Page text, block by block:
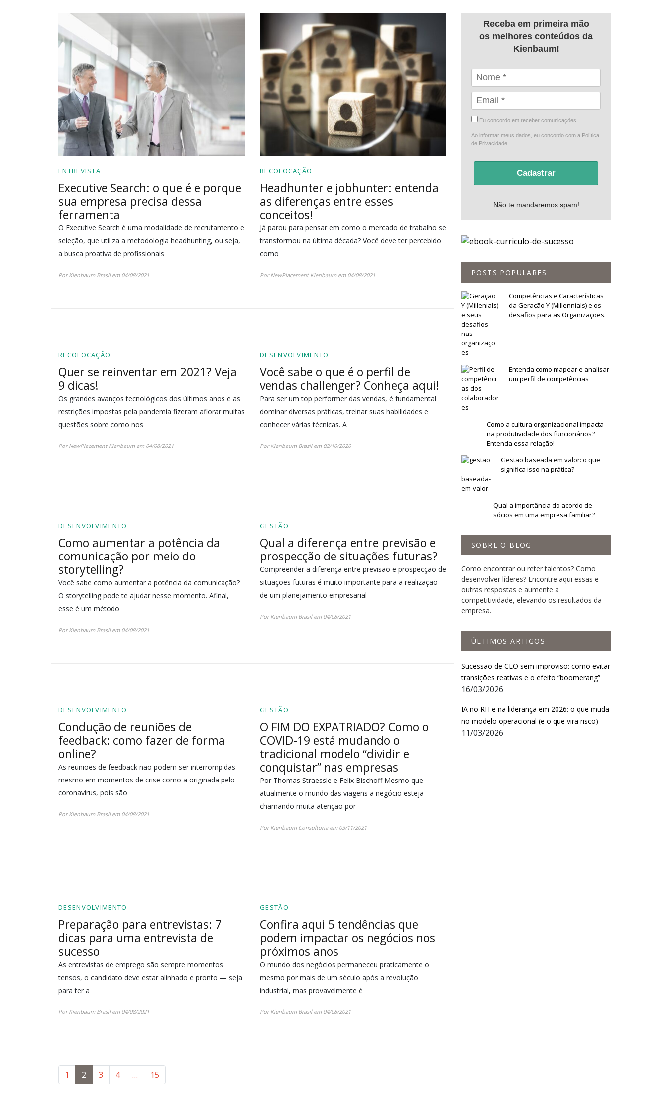
ENTREVISTA
Executive Search: o que é e porque
sua empresa precisa dessa
ferramenta
O Executive Search é uma modalidade de recrutamento e
seleção, que utiliza a metodologia headhunting, ou seja,
a busca proativa de profissionais
Por Kienbaum Brasil em 04/08/2021
RECOLOCAÇÃO
Headhunter e jobhunter: entenda
as diferenças entre esses
conceitos!
Já parou para pensar em como o mercado de trabalho se
transformou na última década? Você deve ter percebido
como
Por NewPlacement Kienbaum em 04/08/2021
RECOLOCAÇÃO
Quer se reinventar em 2021? Veja
9 dicas!
Os grandes avanços tecnológicos dos últimos anos e as
restrições impostas pela pandemia fizeram aflorar muitas
questões sobre como nos
Por NewPlacement Kienbaum em 04/08/2021
DESENVOLVIMENTO
Você sabe o que é o perfil de
vendas challenger? Conheça aqui!
Para ser um top performer das vendas, é fundamental
dominar diversas práticas, treinar suas habilidades e
conhecer várias técnicas. A
Por Kienbaum Brasil em 02/10/2020
DESENVOLVIMENTO
Como aumentar a potência da
comunicação por meio do
storytelling?
Você sabe como aumentar a potência da comunicação?
O storytelling pode te ajudar nesse momento. Afinal,
esse é um método
Por Kienbaum Brasil em 04/08/2021
GESTÃO
Qual a diferença entre previsão e
prospecção de situações futuras?
Compreender a diferença entre previsão e prospecção de
situações futuras é muito importante para a realização
de um planejamento empresarial
Por Kienbaum Brasil em 04/08/2021
DESENVOLVIMENTO
Condução de reuniões de
feedback: como fazer de forma
online?
As reuniões de feedback não podem ser interrompidas
mesmo em momentos de crise como a originada pelo
coronavírus, pois são
Por Kienbaum Brasil em 04/08/2021
GESTÃO
O FIM DO EXPATRIADO? Como o
COVID-19 está mudando o
tradicional modelo “dividir e
conquistar” nas empresas
Por Thomas Straessle e Felix Bischoff Mesmo que
atualmente o mundo das viagens a negócio esteja
chamando muita atenção por
Por Kienbaum Consultoria em 03/11/2021
DESENVOLVIMENTO
Preparação para entrevistas: 7
dicas para uma entrevista de
sucesso
As entrevistas de emprego são sempre momentos
tensos, o candidato deve estar alinhado e pronto — seja
para ter a
Por Kienbaum Brasil em 04/08/2021
GESTÃO
Confira aqui 5 tendências que
podem impactar os negócios nos
próximos anos
O mundo dos negócios permaneceu praticamente o
mesmo por mais de um século após a revolução
industrial, mas provavelmente é
Por Kienbaum Brasil em 04/08/2021
1 2 3 4 … 15
Receba em primeira mão
os melhores conteúdos da
Kienbaum!
Eu concordo em receber comunicações.
Ao informar meus dados, eu concordo com a Política
de Privacidade
Cadastrar
Não te mandaremos spam!
POSTS POPULARES
Competências e Características
da Geração Y (Millennials) e os
desafios para as Organizações.
Entenda como mapear e analisar
um perfil de competências
Como a cultura organizacional impacta
na produtividade dos funcionários?
Entenda essa relação!
Gestão baseada em valor: o que
significa isso na prática?
Qual a importância do acordo de
sócios em uma empresa familiar?
SOBRE O BLOG
Como encontrar ou reter talentos? Como
desenvolver líderes? Encontre aqui essas e
outras respostas e aumente a
competitividade, elevando os resultados da
empresa.
ÚLTIMOS ARTIGOS
Sucessão de CEO sem improviso: como evitar
transições reativas e o efeito “boomerang”
16/03/2026
IA no RH e na liderança em 2026: o que muda
no modelo operacional (e o que vira risco)
11/03/2026